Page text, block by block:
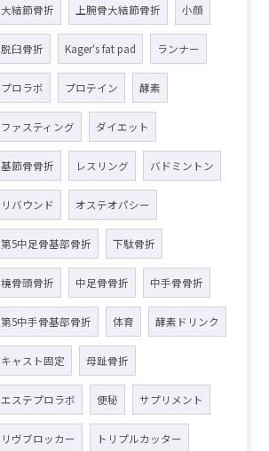
大結節骨折 上腕骨大結節骨折 小顔
脱臼骨折 Kager‘s fat pad ランナー
プロラボ プロテイン 酵素
ファスティング ダイエット
基節骨骨折 レスリング バドミントン
リバウンド オステオパシー
第5中足骨基部骨折 下駄骨折
橈骨頭骨折 中足骨骨折 中手骨骨折
第5中手骨基部骨折 体育 酵素ドリンク
キャスト固定 母趾骨折
エステプロラボ 便秘 サプリメント
リヴブロッカー トリプルカッター